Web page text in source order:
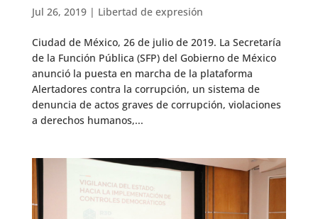
Jul 26, 2019| Libertad de expresión
Ciudad de México, 26 de julio de 2019. La Secretaría
de la Función Pública (SFP) del Gobierno de México
anunció la puesta en marcha de la plataforma
Alertadores contra la corrupción, un sistema de
denuncia de actos graves de corrupción, violaciones
a derechos humanos,...